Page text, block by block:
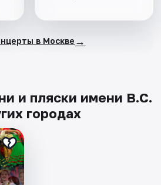
в Москве →
и пляски имени В.С.
городах